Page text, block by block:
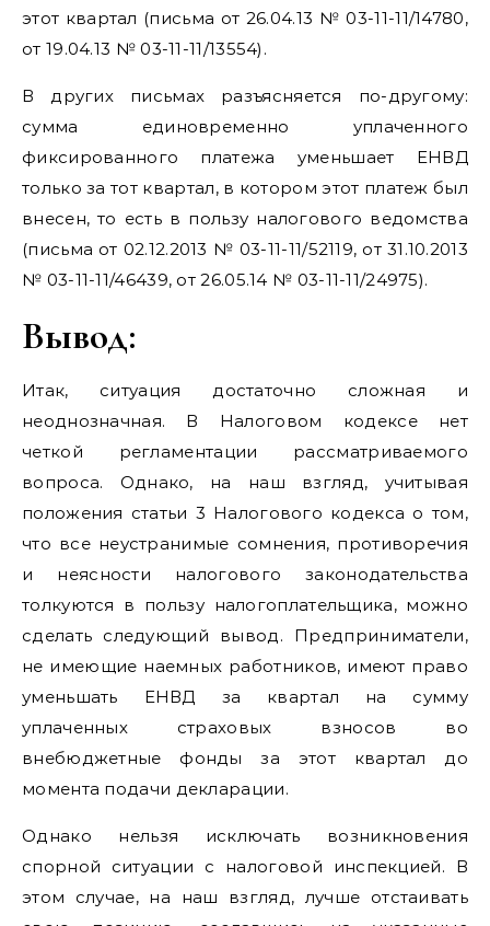
этот квартал (письма от 26.04.13 № 03-11-11/14780,
от 19.04.13 № 03-11-11/13554).
В других письмах разъясняется по-другому:
сумма единовременно уплаченного
фиксированного платежа уменьшает ЕНВД
только за тот квартал, в котором этот платеж был
внесен, то есть в пользу налогового ведомства
(письма от 02.12.2013 № 03-11-11/52119, от 31.10.2013
№ 03-11-11/46439, от 26.05.14 № 03-11-11/24975).
Вывод:
Итак, ситуация достаточно сложная и
неоднозначная. В Налоговом кодексе нет
четкой регламентации рассматриваемого
вопроса. Однако, на наш взгляд, учитывая
положения статьи 3 Налогового кодекса о том,
что все неустранимые сомнения, противоречия
и неясности налогового законодательства
толкуются в пользу налогоплательщика, можно
сделать следующий вывод. Предприниматели,
не имеющие наемных работников, имеют право
уменьшать ЕНВД за квартал на сумму
уплаченных страховых взносов во
внебюджетные фонды за этот квартал до
момента подачи декларации.
Однако нельзя исключать возникновения
спорной ситуации с налоговой инспекцией. В
этом случае, на наш взгляд, лучше отстаивать